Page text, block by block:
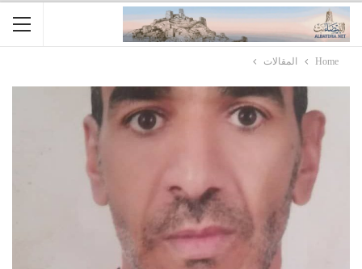
Home المقالات